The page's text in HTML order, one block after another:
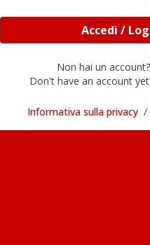
Accedi /
Non hai un account?
Don't have an account
Informativa sulla privacy /